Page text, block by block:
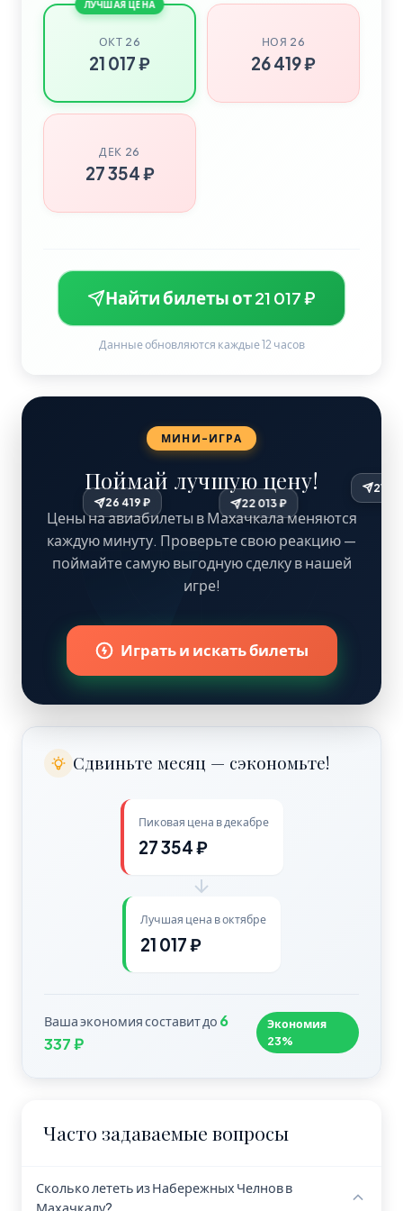
ЛУЧШАЯ ЦЕНА
ОКТ 26
21 017 ₽
НОЯ 26
26 419 ₽
ДЕК 26
27 354 ₽
Найти билеты от 21 017 ₽
Данные обновляются каждые 12 часов
22 013 ₽
26 419 ₽
27 184 ₽
МИНИ-ИГРА
Поймай лучшую цену!
Цены на авиабилеты в Махачкала меняются
каждую минуту. Проверьте свою реакцию —
поймайте самую выгодную сделку в нашей
игре!
Играть и искать билеты
Сдвиньте месяц — сэкономьте!
Пиковая цена в декабре
27 354 ₽
Лучшая цена в октябре
21 017 ₽
Ваша экономия составит до 6
337 ₽
Экономия
23%
Часто задаваемые вопросы
Сколько лететь из Набережных Челнов в
Махачкалу?